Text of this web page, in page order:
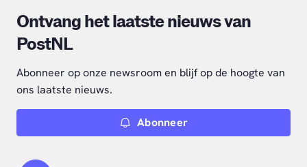
Ontvang het laatste nieuws van
PostNL
Abonneer op onze newsroom en blijf op de hoogte van
ons laatste nieuws.
Abonneer